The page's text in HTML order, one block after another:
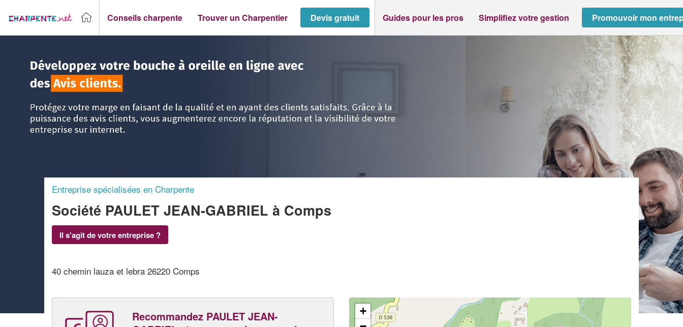
Conseils charpente Trouver un Charpentier Devis gratuit Guides pour les pros Simplifiez votre gestion Promouvoir mon
Entreprise spécialisées en Charpente
Société PAULET JEAN-GABRIEL à Comps
Il s'agit de votre entreprise ?
40 chemin lauza et lebra 26220 Comps
Recommandez PAULET JEAN-
+